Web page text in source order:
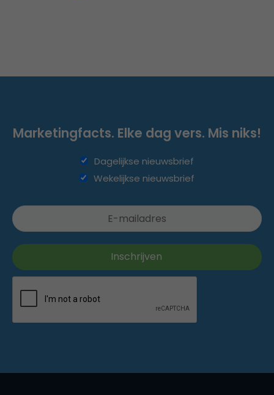
Marketingfacts. Elke dag vers. Mis niks!
Dagelijkse nieuwsbrief
Wekelijkse nieuwsbrief